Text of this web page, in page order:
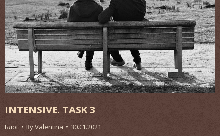
INTENSIVE. TASK 3
Блог ByValentina 30.01.2021